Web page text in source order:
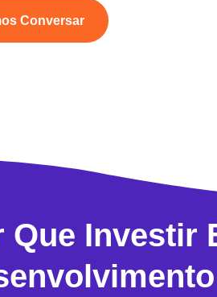
Conversar
Que Investir